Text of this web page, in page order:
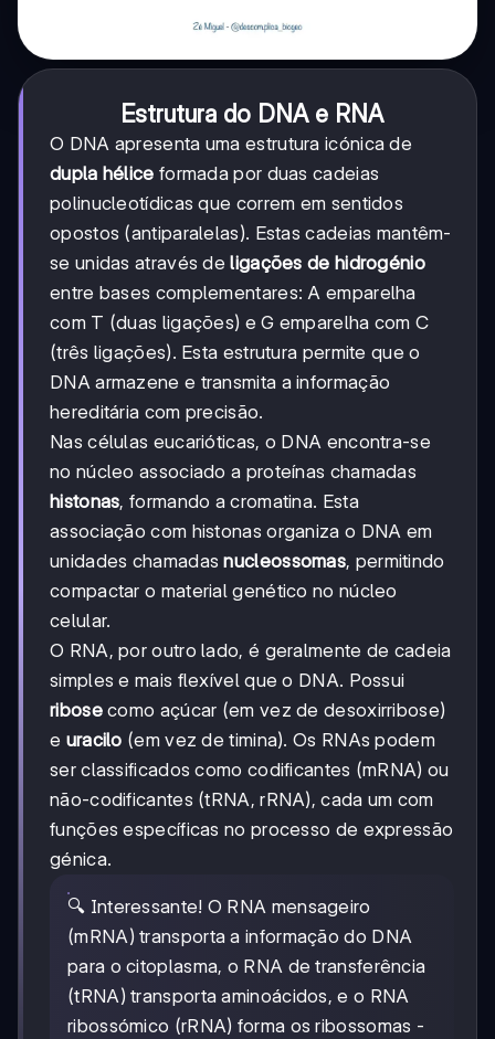
Estrutura do DNA e RNA
O DNA apresenta uma estrutura icónica de
dupla hélice formada por duas cadeias
polinucleotídicas que correm em sentidos
opostos (antiparalelas). Estas cadeias mantêm-
se unidas através deligações de hidrogénio
entre bases complementares: A emparelha
com T (duas ligações) e G emparelha com C
(três ligações). Esta estrutura permite que o
DNA armazene e transmita a informação
hereditária com precisão.
Nas células eucarióticas, o DNA encontra-se
no núcleo associado a proteínas chamadas
histonas, formando a cromatina. Esta
associação com histonas organiza o DNA em
unidades chamadasnucleossomas, permitindo
compactar o material genético no núcleo
celular.
O RNA, por outro lado, é geralmente de cadeia
simples e mais flexível que o DNA. Possui
ribosecomo açúcar (em vez de desoxirribose)
e uracilo (em vez de timina). Os RNAs podem
ser classificados como codificantes (mRNA) ou
não-codificantes (tRNA, rRNA), cada um com
funções específicas no processo de expressão
génica.
🔍 Interessante! O RNA mensageiro
(mRNA) transporta a informação do DNA
para o citoplasma, o RNA de transferência
(tRNA) transporta aminoácidos, e o RNA
ribossómico (rRNA) forma os ribossomas -